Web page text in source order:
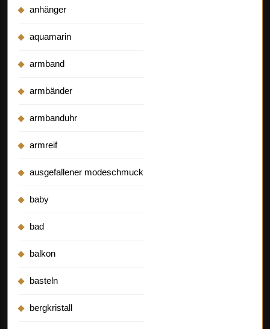
anhänger
aquamarin
armband
armbänder
armbanduhr
armreif
ausgefallener modeschmuck
baby
bad
balkon
basteln
bergkristall